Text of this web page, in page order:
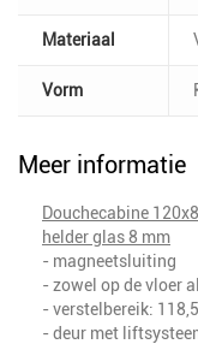
Materiaal
Vorm
Meer informatie
Douchecabine
helder glas 8 mm
- magneetsluiting
- zowel op de vloer
- verstelbereik:
- deur met